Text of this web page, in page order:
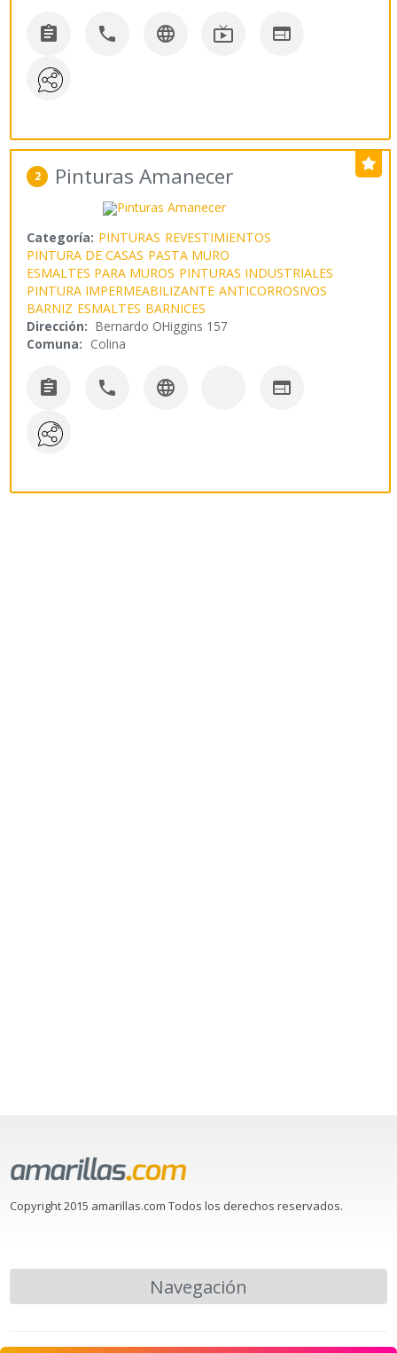
    
2 Pinturas Amanecer
Categoría: PINTURAS REVESTIMIENTOS
PINTURA DE CASAS PASTA MURO
ESMALTES PARA MUROS PINTURAS INDUSTRIALES
PINTURA IMPERMEABILIZANTE ANTICORROSIVOS
BARNIZ ESMALTES BARNICES
Dirección: Bernardo OHiggins 157
Comuna: Colina
   
Copyright 2015 amarillas.com Todos los derechos reservados.
Navegación